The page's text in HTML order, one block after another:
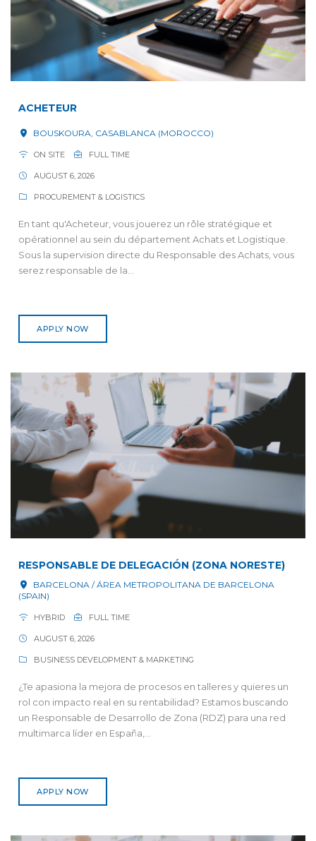
ACHETEUR
BOUSKOURA, CASABLANCA (MOROCCO)
ON SITE FULL TIME
AUGUST 6, 2026
PROCUREMENT & LOGISTICS
En tant qu'Acheteur, vous jouerez un rôle stratégique et
opérationnel au sein du département Achats et Logistique.
Sous la supervision directe du Responsable des Achats, vous
serez responsable de la...
APPLY NOW
RESPONSABLE DE DELEGACIÓN (ZONA NORESTE)
BARCELONA / ÁREA METROPOLITANA DE BARCELONA
(SPAIN)
HYBRID FULL TIME
AUGUST 6, 2026
BUSINESS DEVELOPMENT & MARKETING
¿Te apasiona la mejora de procesos en talleres y quieres un
rol con impacto real en su rentabilidad? Estamos buscando
un Responsable de Desarrollo de Zona (RDZ) para una red
multimarca líder en España,...
APPLY NOW